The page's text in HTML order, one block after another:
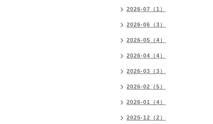
2026-07（1）
2026-06（3）
2026-05（4）
2026-04（4）
2026-03（3）
2026-02（5）
2026-01（4）
2025-12（2）